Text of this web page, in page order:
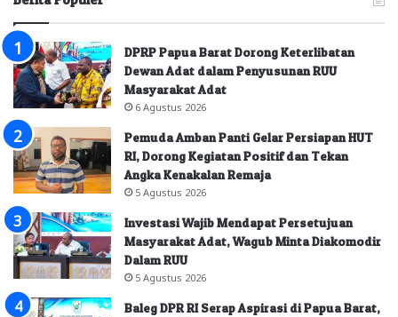
DPRP Papua Barat Dorong Keterlibatan
Dewan Adat dalam Penyusunan RUU
Masyarakat Adat
6 Agustus 2026
Pemuda Amban Panti Gelar Persiapan HUT
RI, Dorong Kegiatan Positif dan Tekan
Angka Kenakalan Remaja
5 Agustus 2026
Investasi Wajib Mendapat Persetujuan
Masyarakat Adat, Wagub Minta Diakomodir
Dalam RUU
5 Agustus 2026
Baleg DPR RI Serap Aspirasi di Papua Barat,